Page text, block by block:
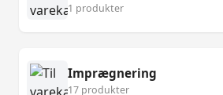
1 produkter
Imprægnering
17 produkter